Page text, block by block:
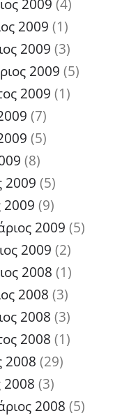
2009 (4)
2009 (1)
2009 (3)
2009 (5)
2009 (1)
(7)
(5)
(8)
2009 (5)
2009 (9)
2009 (5)
2009 (2)
2008 (1)
2008 (3)
2008 (3)
2008 (1)
2008 (29)
2008 (3)
2008 (5)